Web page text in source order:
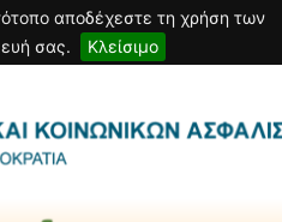
αποδέχεστε τη χρήση των
σας.
Κλείσιμο